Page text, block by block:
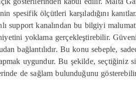
spesifik ölçütleri karşıladığını
support kanalından bu bilgiyi
yoklama gerçekleştirebilir.
bağlantılıdır. Bu konu sebeple,
uygundur. Bu şekilde, seçtiğiniz
de sağlam bulunduğunu